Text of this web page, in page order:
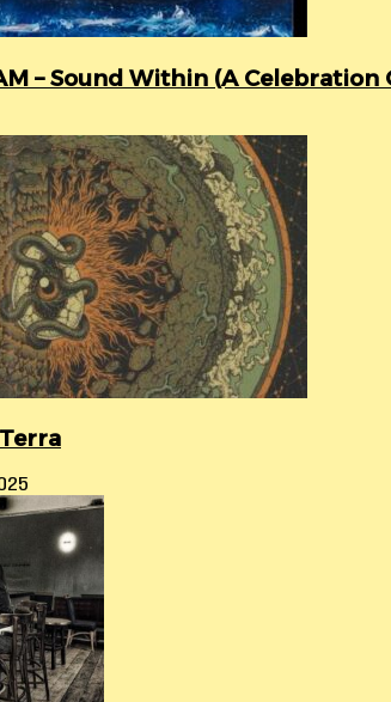
– Sound Within (A Celebration